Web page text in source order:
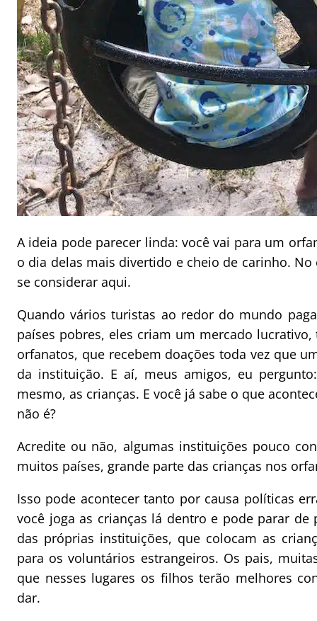
A ideia pode parecer linda: você vai para um
o dia delas mais divertido e cheio de carinho.
se considerar aqui.
Quando vários turistas ao redor do mundo
países pobres, eles criam um mercado
orfanatos, que recebem doações toda vez que
da instituição. E aí, meus amigos, eu
mesmo, as crianças. E você já sabe o que
não é?
Acredite ou não, algumas instituições pouco
muitos países, grande parte das crianças nos
Isso pode acontecer tanto por causa políticas
você joga as crianças lá dentro e pode parar
das próprias instituições, que colocam as
para os voluntários estrangeiros. Os pais,
que nesses lugares os filhos terão melhores
dar.